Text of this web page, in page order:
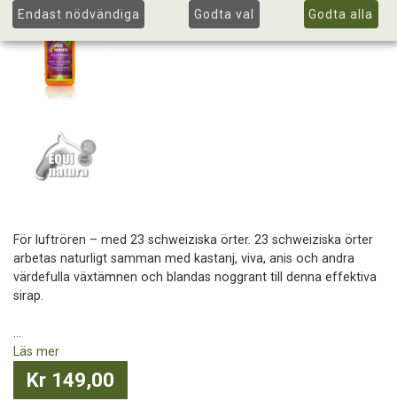
För luftrören – med 23 schweiziska örter. 23 schweiziska örter
arbetas naturligt samman med kastanj, viva, anis och andra
värdefulla växtämnen och blandas noggrant till denna effektiva
sirap.
...
Läs mer
Kr 149,00
Endast nödvändiga Godta val Godta alla